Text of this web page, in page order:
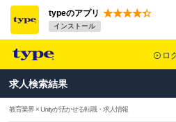
typeのアプリ
インストール
ロ
求人検索結果
教育業界 × Unityが活かせる転職・求人情報